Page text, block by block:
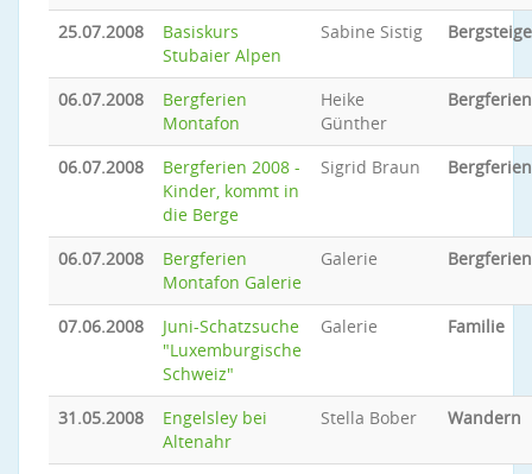
25.07.2008
Basiskurs
Stubaier Alpen
Sabine Sistig
06.07.2008
Bergferien
Montafon
Heike
Günther
Bergferien
06.07.2008
Bergferien 2008 -
Kinder, kommt in
die Berge
Sigrid Braun Bergferien
06.07.2008
Bergferien
Montafon Galerie
Galerie Bergferien
07.06.2008
Juni-Schatzsuche
"Luxemburgische
Schweiz"
Galerie Familie
31.05.2008
Engelsley bei
Altenahr
Stella Bober Wandern